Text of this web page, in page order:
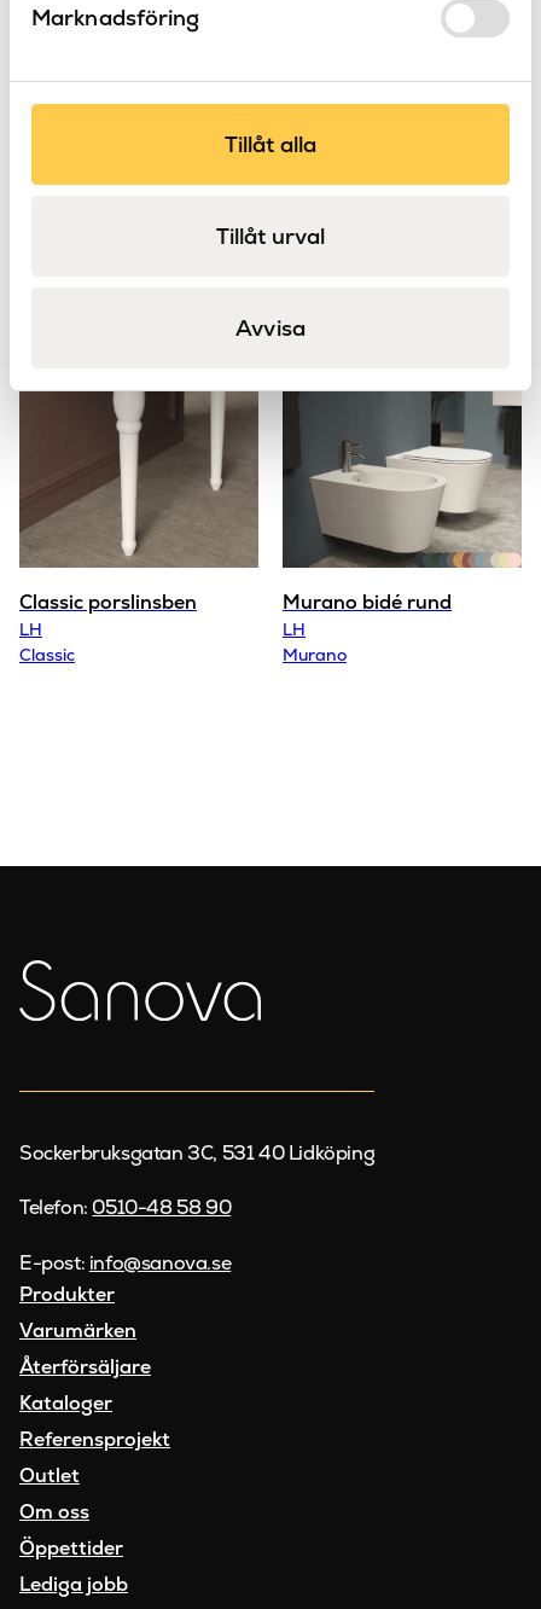
Marknadsföring
Tillåt alla
Tillåt urval
Avvisa
termostatblandare
Classic porslinsben
LH
Classic
Murano bidé rund
LH
Murano
Sockerbruksgatan 3C, 531 40 Lidköping
Telefon: 0510-48 58 90
E-post: info@sanova.se
Produkter
Varumärken
Återförsäljare
Kataloger
Referensprojekt
Outlet
Om oss
Öppettider
Lediga jobb